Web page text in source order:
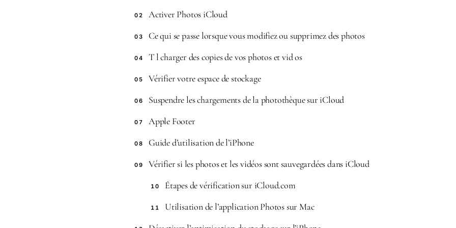
02 Activer Photos iCloud
03 Ce qui se passe lorsque vous modifiez ou supprimez des photos
04 T l charger des copies de vos photos et vid os
05 Vérifier votre espace de stockage
06 Suspendre les chargements de la photothèque sur iCloud
07 Apple Footer
08 Guide d’utilisation de l’iPhone
09 Vérifier si les photos et les vidéos sont sauvegardées dans iCloud
10 Étapes de vérification sur iCloud.com
11 Utilisation de l’application Photos sur Mac